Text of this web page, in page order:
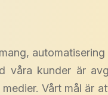
våra kunder är
Vårt mål är